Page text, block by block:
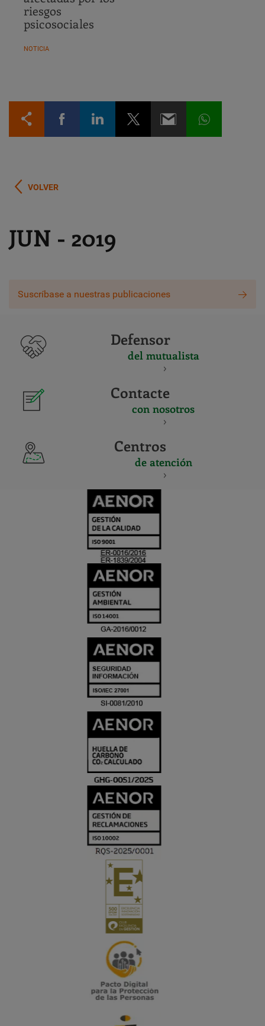
riesgos
psicosociales
NOTICIA
VOLVER
JUN - 2019
Suscríbase a nuestras publicaciones
Defensor
del mutualista
Contacte
con nosotros
Centros
de atención
Y